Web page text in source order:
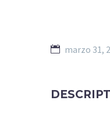
marzo 31,